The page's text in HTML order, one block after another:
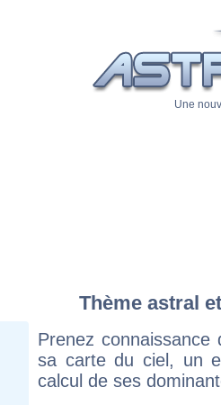
Une
Thème astral
Prenez
sa carte du ciel, un
calcul de ses